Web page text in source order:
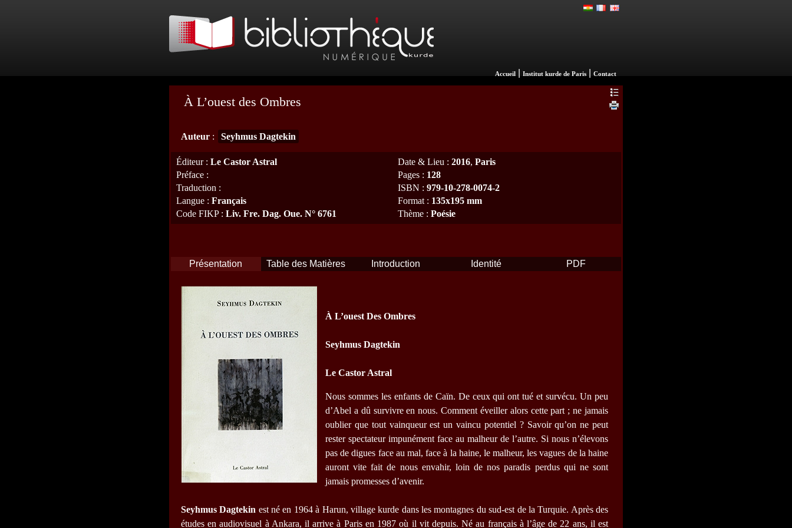
Accueil Institut kurde de Paris Contact
À L’ouest des Ombres
Auteur : Seyhmus Dagtekin
Éditeur: Le Castor Astral Date & Lieu : 2016, Paris
Préface : Pages : 128
Traduction : ISBN : 979-10-278-0074-2
Langue : Français Format : 135x195 mm
Code FIKP: Liv. Fre. Dag. Oue. N° 6761 Thème : Poésie
Présentation Table des Matières Introduction Identité PDF
À L’ouest Des Ombres
Seyhmus Dagtekin
Le Castor Astral
Nous sommes les enfants de Caïn. De ceux qui ont tué et survécu. Un peu
d’Abel a dû survivre en nous. Comment éveiller alors cette part ; ne jamais
oublier que tout vainqueur est un vaincu potentiel ? Savoir qu’on ne peut
rester spectateur impunément face au malheur de l’autre. Si nous n’élevons
pas de digues face au mal, face à la haine, le malheur, les vagues de la haine
auront vite fait de nous envahir, loin de nos paradis perdus qui ne sont
jamais promesses d’avenir.
Seyhmus Dagtekin est né en 1964 à Harun, village kurde dans les montagnes du sud-est de la Turquie. Après des
études en audiovisuel à Ankara, il arrive à Paris en 1987 où il vit depuis. Né au français à l’âge de 22 ans, il est